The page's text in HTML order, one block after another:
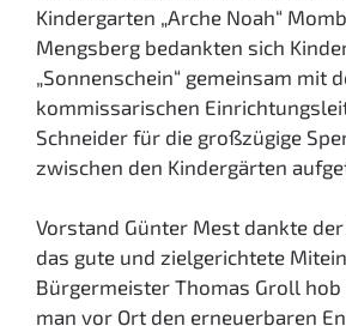
Kindergarten „Arche Noah“
Mengsberg bedankten sich
„Sonnenschein“ gemeinsam mit
kommissarischen
Schneider für die großzügige
zwischen den Kindergärten
Vorstand Günter Mest dankte
das gute und zielgerichtete
Bürgermeister Thomas Groll hob
man vor Ort den erneuerbaren